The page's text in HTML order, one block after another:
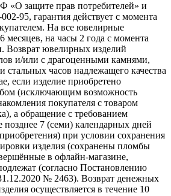
«О защите прав потребителей» и
95, гарантия действует с момента
На все ювелирные
месяцев, на часы 2 года с момента
Возврат ювелирных изделий
и/или с драгоценными камнями,
часов надлежащего качества
если изделие приобретено
(исключающим возможность
покупателя с товаром
а обращение с требованием
позднее 7 (семи) календарных дней
при условии сохранения
изделия (сохранены пломбы
в офлайн-магазине,
(согласно Постановлению
№ 2463). Возврат денежных
осуществляется в течение 10